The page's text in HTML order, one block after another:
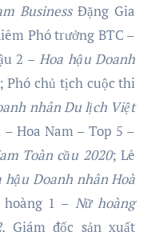
BusinessĐặng Gia
Phó trưởng BTC –
2 –Hoa hậu Doanh
Phó chủ tịch cuộc thi
nhân Du lịch Việt
Hoa Nam – Top 5 –
Toàn cầu 2020; Lê
hậu Doanh nhân Hoà
1 – Nữ hoàng
Giám đốc sản xuất